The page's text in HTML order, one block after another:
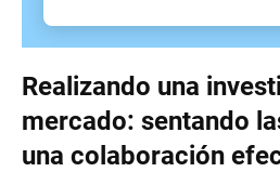
Realizando una
mercado: sentando
una colaboración